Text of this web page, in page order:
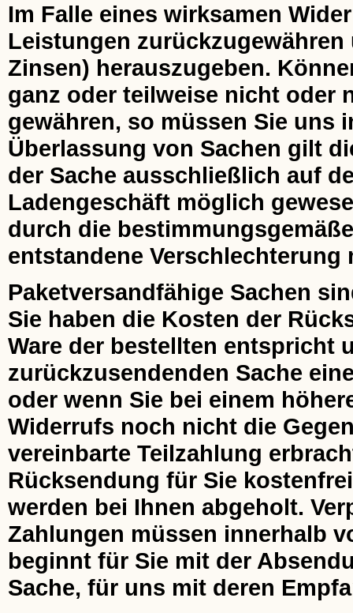
Im Falle eines wirksamen
Leistungen
Zinsen) herauszugeben.
ganz oder teilweise nicht oder
gewähren, so müssen Sie uns
Überlassung von Sachen gilt
der Sache ausschließlich auf
Ladengeschäft möglich
durch die
entstandene Verschlechterung
Paketversandfähige Sachen
Sie haben die Kosten der
Ware der bestellten entspricht
zurückzusendenden Sache
oder wenn Sie bei einem
Widerrufs noch nicht die
vereinbarte Teilzahlung
Rücksendung für Sie
werden bei Ihnen abgeholt.
Zahlungen müssen innerhalb
beginnt für Sie mit der
Sache, für uns mit deren